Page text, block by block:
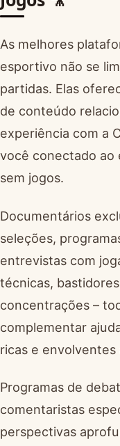
As melhores
esportivo não se
partidas. Elas
de conteúdo
experiência com a
você conectado ao
sem jogos.
Documentários
seleções,
entrevistas com
técnicas,
concentrações –
complementar
ricas e
Programas de
comentaristas
perspectivas